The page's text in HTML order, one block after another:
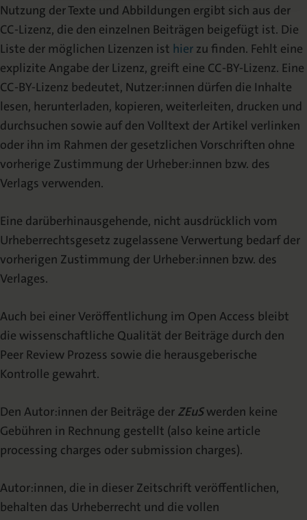
Nutzung der Texte und Abbildungen ergibt sich aus der
CC-Lizenz, die den einzelnen Beiträgen beigefügt ist. Die
Liste der möglichen Lizenzen ist hier zu finden. Fehlt eine
explizite Angabe der Lizenz, greift eine CC-BY-Lizenz. Eine
CC-BY-Lizenz bedeutet, Nutzer:innen dürfen die Inhalte
lesen, herunterladen, kopieren, weiterleiten, drucken und
durchsuchen sowie auf den Volltext der Artikel verlinken
oder ihn im Rahmen der gesetzlichen Vorschriften ohne
vorherige Zustimmung der Urheber:innen bzw. des
Verlags verwenden.
Eine darüberhinausgehende, nicht ausdrücklich vom
Urheberrechtsgesetz zugelassene Verwertung bedarf der
vorherigen Zustimmung der Urheber:innen bzw. des
Verlages.
Auch bei einer Veröffentlichung im Open Access bleibt
die wissenschaftliche Qualität der Beiträge durch den
Peer Review Prozess sowie die herausgeberische
Kontrolle gewahrt.
Den Autor:innen der Beiträge der ZEuSwerden keine
Gebühren in Rechnung gestellt (also keine article
processing charges oder submission charges).
Autor:innen, die in dieser Zeitschrift veröffentlichen,
behalten das Urheberrecht und die vollen